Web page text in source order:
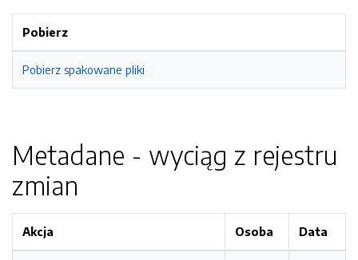
Pobierz
Pobierz spakowane pliki
Metadane - wyciąg z rejestru
zmian
Akcja Osoba Data